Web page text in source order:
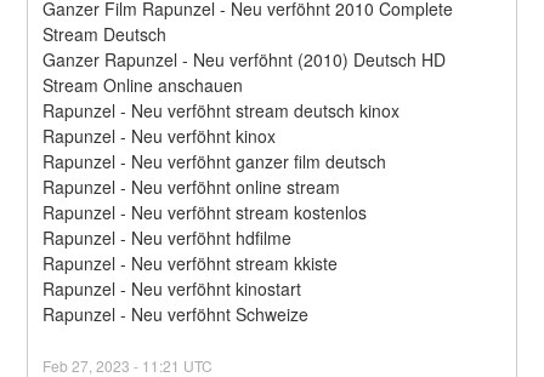
Ganzer Film Rapunzel - Neu verföhnt 2010 Complete
Stream Deutsch
Ganzer Rapunzel - Neu verföhnt (2010) Deutsch HD
Stream Online anschauen
Rapunzel - Neu verföhnt stream deutsch kinox
Rapunzel - Neu verföhnt kinox
Rapunzel - Neu verföhnt ganzer film deutsch
Rapunzel - Neu verföhnt online stream
Rapunzel - Neu verföhnt stream kostenlos
Rapunzel - Neu verföhnt hdfilme
Rapunzel - Neu verföhnt stream kkiste
Rapunzel - Neu verföhnt kinostart
Rapunzel - Neu verföhnt Schweize
Feb27 ,2023 - 11:21 UTC